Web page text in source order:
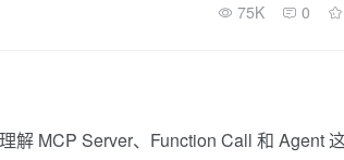
75K 0
解 MCP Server、Function Call 和 Agent